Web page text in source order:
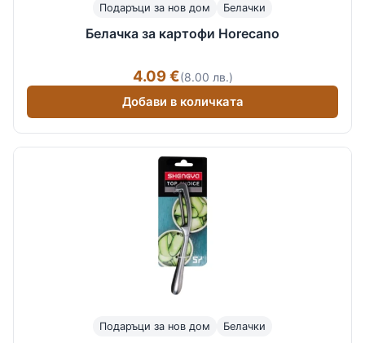
Подаръци за нов дом Белачки
Белачка за картофи Horecano
4.09 €(8.00 лв.)
Добави в количката
Подаръци за нов дом Белачки